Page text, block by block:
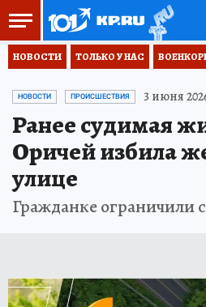
НОВОСТИ ТОЛЬКО У НАС
НОВОСТИ ПРОИСШЕСТВИЯ 3 июня
Ранее судимая
Оричей избила
улице
Гражданке ограничили